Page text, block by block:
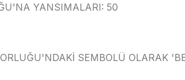
YANSIMALARI: 50
SEMBOLÜ OLARAK